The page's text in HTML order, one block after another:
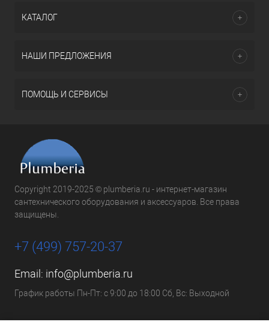
КАТАЛОГ
НАШИ ПРЕДЛОЖЕНИЯ
ПОМОЩЬ И СЕРВИСЫ
Copyright 2019-2025 © plumberia.ru - интернет-магазин
сантехнического оборудования и аксессуаров. Все права
защищены.
+7 (499) 757-20-37
Email: info@plumberia.ru
График работы Пн-Пт: с 9:00 до 18:00 Сб, Вс: Выходной